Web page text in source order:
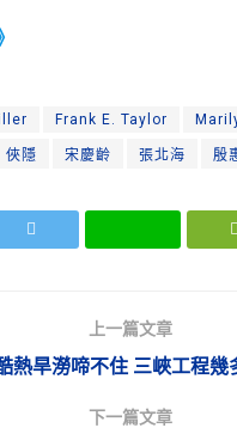
Frank E. Taylor
俠隱 宋慶齡 張北海 殷
上一篇文章
熱旱澇啼不住 三峽工程幾
下一篇文章